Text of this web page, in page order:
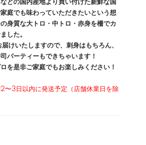
どの国内産地より買い付けた新鮮な国
庭でも味わっていただきたいという想
身質な大トロ・中トロ・赤身を柵でカ
した。
けいたしますので、刺身はもちろん、
パーティーもできちゃいます！
を是非ご家庭でもお楽しみください！
〜3日以内に発送予定（店舗休業日を除